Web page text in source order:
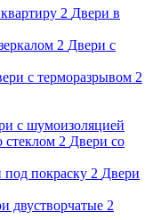
Двери в
Двери с
с шумоизоляцией
Двери со
Двери